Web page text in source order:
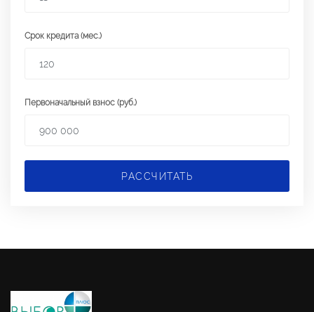
Срок кредита (мес.)
Первоначальный взнос (руб.)
РАССЧИТАТЬ